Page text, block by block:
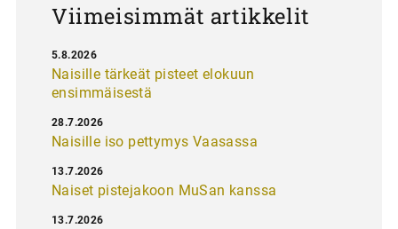
Viimeisimmät artikkelit
Naisille tärkeät pisteet elokuun
ensimmäisestä
5.8.2026
Naisille iso pettymys Vaasassa
28.7.2026
Naiset pistejakoon MuSan kanssa
13.7.2026
13.7.2026